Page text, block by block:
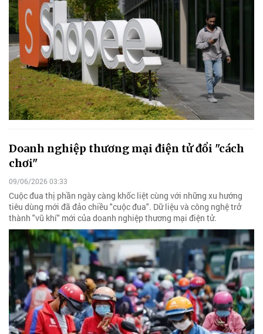
Doanh nghiệp thương mại điện tử đổi "cách
chơi"
09/06/2026 03:33
Cuộc đua thị phần ngày càng khốc liệt cùng với những xu hướng
tiêu dùng mới đã đảo chiều "cuộc đua". Dữ liệu và công nghệ trở
thành "vũ khí" mới của doanh nghiệp thương mại điện tử.